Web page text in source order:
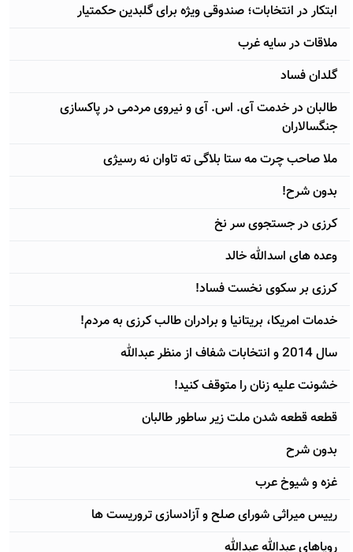
ابتکار در انتخابات؛ صندوقی ويژه برای گلبدین حکمتیار
ملاقات در سایه غرب
گلدان فساد
طالبان در خدمت آی. اس. آی و نیروی مردمی در پاکسازی
جنگسالاران
ملا صاحب چرت مه ستا بلاگی ته تاوان نه رسیژی
بدون شرح!
کرزی در جستجوی سر نخ
وعده های اسدالله خالد
کرزی بر سکوی نخست فساد!
خدمات امریکا، بریتانیا و برادران طالب کرزی به مردم!
سال 2014 و انتخابات شفاف از منظر عبدالله
خشونت علیه زنان را متوقف کنید!
قطعه قطعه شدن ملت زیر ساطور طالبان
بدون شرح
غزه و شیوخ عرب
رییس میراثی شورای صلح و آزادسازی تروریست ها
رویاهای عبدالله عبدالله